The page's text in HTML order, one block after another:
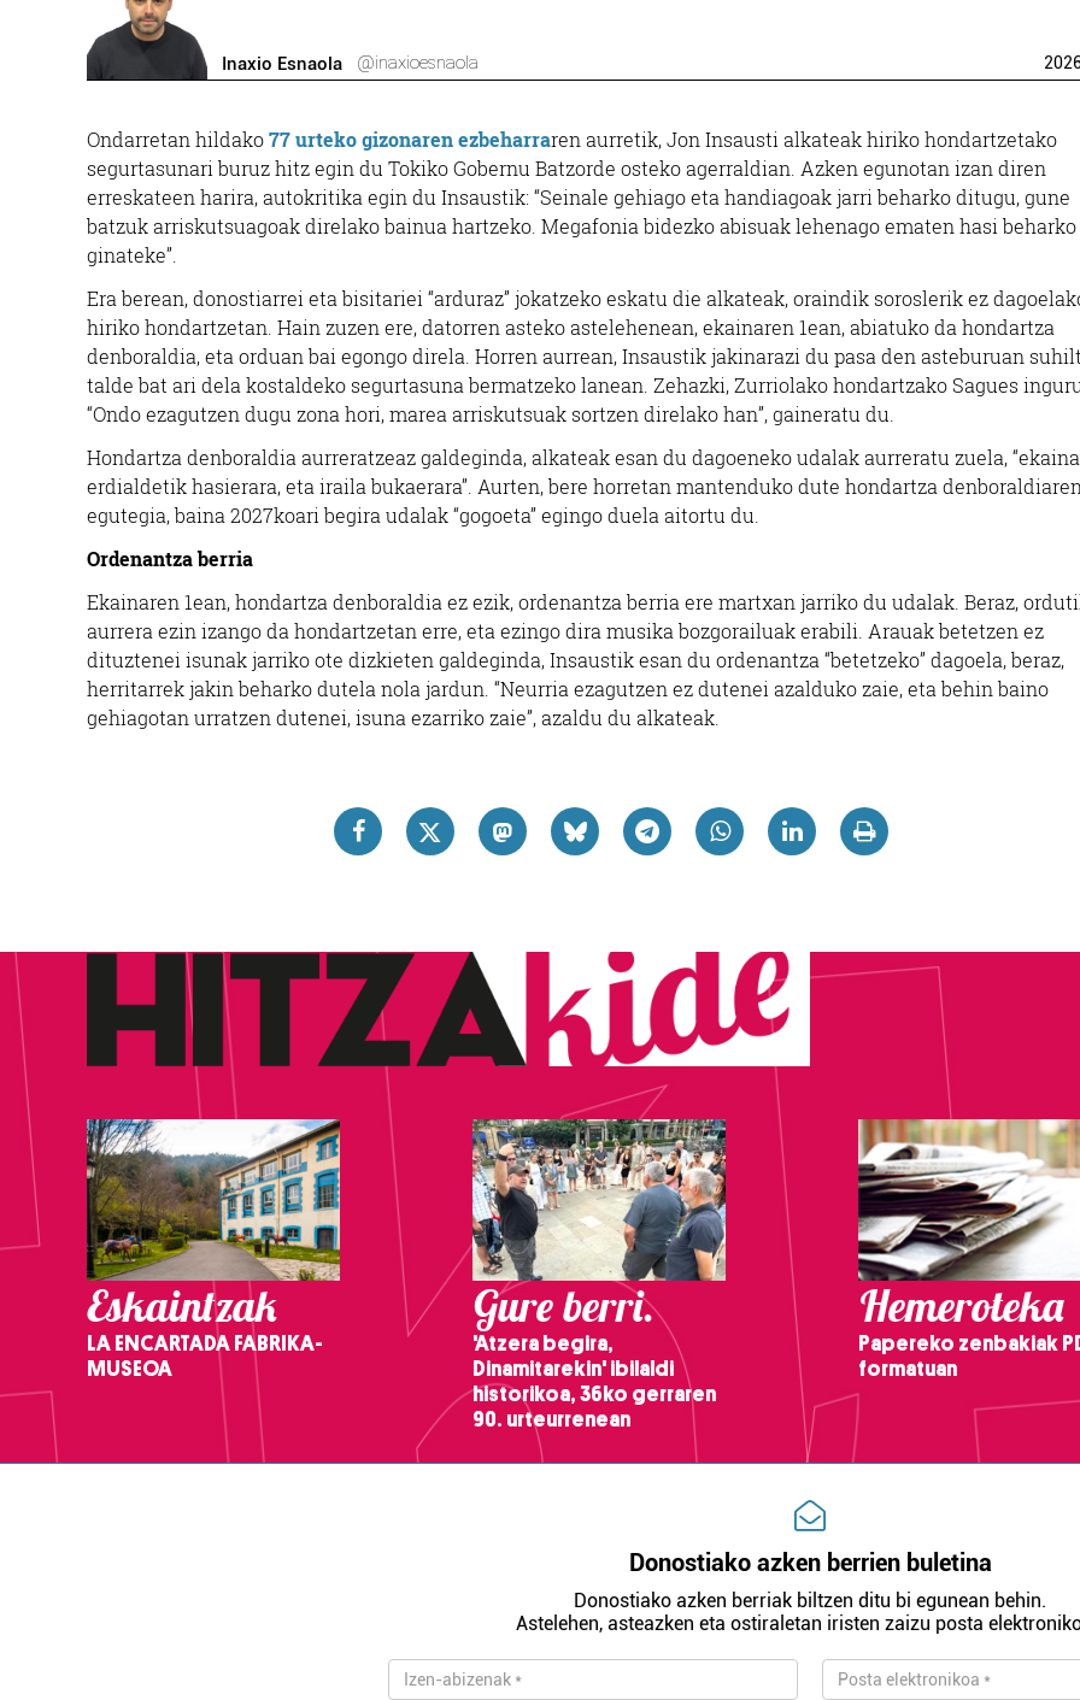
Inaxio Esnaola @inaxioesnaola
Ondarretan hildako77 urteko gizonaren ezbeharraren aurretik, Jon Insausti alkateak hiriko hondartzetako
segurtasunari buruz hitz egin du Tokiko Gobernu Batzorde osteko agerraldian. Azken egunotan izan diren
erreskateen harira, autokritika egin du Insaustik: “Seinale gehiago eta handiagoak jarri beharko ditugu, gune
batzuk arriskutsuagoak direlako bainua hartzeko. Megafonia bidezko abisuak lehenago ematen hasi beharko
ginateke”.
Era berean, donostiarrei eta bisitariei “arduraz” jokatzeko eskatu die alkateak, oraindik soroslerik ez
hiriko hondartzetan. Hain zuzen ere, datorren asteko astelehenean, ekainaren 1ean, abiatuko da hondartza
denboraldia, eta orduan bai egongo direla. Horren aurrean, Insaustik jakinarazi du pasa den asteburuan
talde bat ari dela kostaldeko segurtasuna bermatzeko lanean. Zehazki, Zurriolako hondartzako Sagues
“Ondo ezagutzen dugu zona hori, marea arriskutsuak sortzen direlako han”, gaineratu du.
Hondartza denboraldia aurreratzeaz galdeginda, alkateak esan du dagoeneko udalak aurreratu zuela, “ekaina
erdialdetik hasierara, eta iraila bukaerara”. Aurten, bere horretan mantenduko dute hondartza
egutegia, baina 2027koari begira udalak “gogoeta” egingo duela aitortu du.
Ordenantza berria
Ekainaren 1ean, hondartza denboraldia ez ezik, ordenantza berria ere martxan jarriko du udalak. Beraz,
aurrera ezin izango da hondartzetan erre, eta ezingo dira musika bozgorailuak erabili. Arauak betetzen ez
dituztenei isunak jarriko ote dizkieten galdeginda, Insaustik esan du ordenantza “betetzeko” dagoela, beraz,
herritarrek jakin beharko dutela nola jardun. “Neurria ezagutzen ez dutenei azalduko zaie, eta behin baino
gehiagotan urratzen dutenei, isuna ezarriko zaie”, azaldu du alkateak.
Eskaintzak
LA ENCARTADA FABRIKA-
MUSEOA
Gure berri.
'Atzera begira,
Dinamitarekin' ibilaldi
historikoa, 36ko gerraren
90. urteurrenean
Hemeroteka
Papereko zenbakiak
formatuan
Donostiako azken berrien buletina
Donostiako azken berriak biltzen ditu bi egunean behin.
Astelehen, asteazken eta ostiraletan iristen zaizu posta